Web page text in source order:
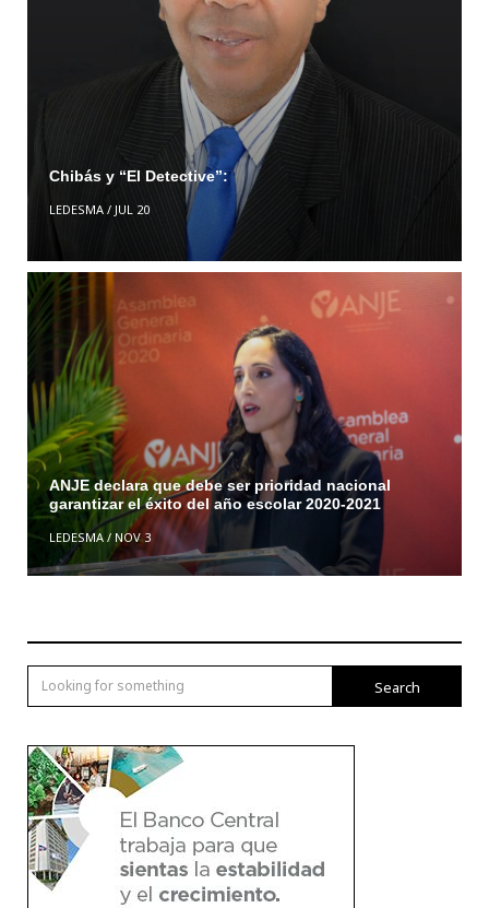
Chibás y “El Detective”:
LEDESMA/ JUL 20
ANJE declara que debe ser prioridad nacional
garantizar el éxito del año escolar 2020-2021
LEDESMA/ NOV 3
Search